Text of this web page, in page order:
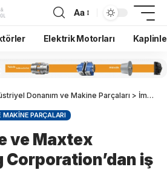
Aa
Elektrik Motorları
Donanım ve Makine Parçaları > İmaş Makine ve Maxtex Engineering Corporation’dan iş birliği
MAKINE PARÇALARI
ve Maxtex
Corporation’dan iş